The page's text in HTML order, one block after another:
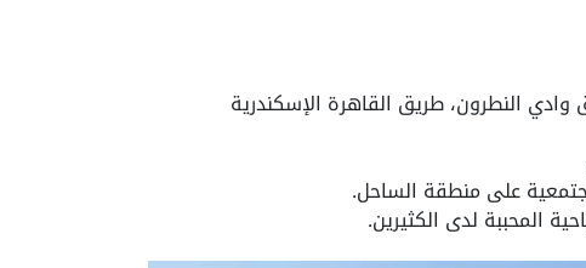
النطرون، طريق القاهرة الإسكندرية
على منطقة الساحل.
المحببة لدى الكثيرين.